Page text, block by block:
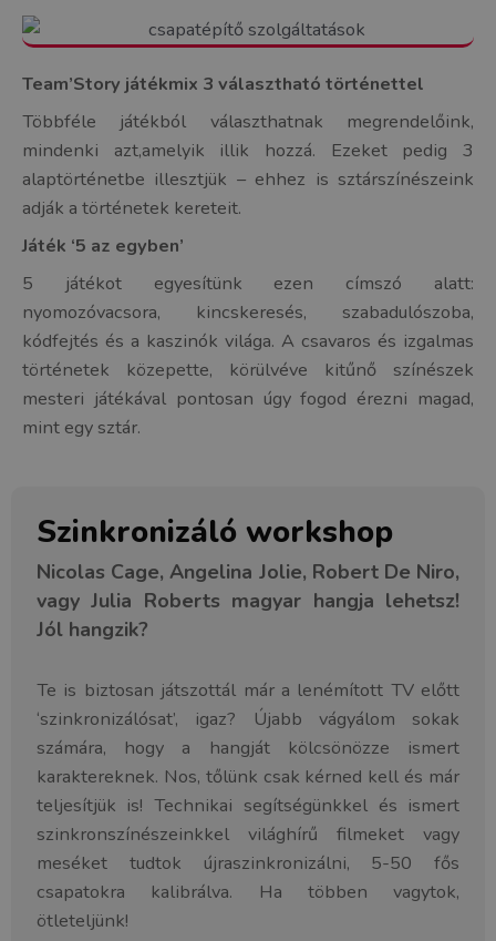
Team’Story játékmix 3 választható történettel
Többféle játékból választhatnak megrendelőink,
mindenki azt,amelyik illik hozzá. Ezeket pedig 3
alaptörténetbe illesztjük – ehhez is sztárszínészeink
adják a történetek kereteit.
Játék ‘5 az egyben’
5 játékot egyesítünk ezen címszó alatt:
nyomozóvacsora, kincskeresés, szabadulószoba,
kódfejtés és a kaszinók világa. A csavaros és izgalmas
történetek közepette, körülvéve kitűnő színészek
mesteri játékával pontosan úgy fogod érezni magad,
mint egy sztár.
Szinkronizáló workshop
Nicolas Cage, Angelina Jolie, Robert De Niro,
vagy Julia Roberts magyar hangja lehetsz!
Jól hangzik?
Te is biztosan játszottál már a lenémított TV előtt
‘szinkronizálósat’, igaz? Újabb vágyálom sokak
számára, hogy a hangját kölcsönözze ismert
karaktereknek. Nos, tőlünk csak kérned kell és már
teljesítjük is! Technikai segítségünkkel és ismert
szinkronszínészeinkkel világhírű filmeket vagy
meséket tudtok újraszinkronizálni, 5-50 fős
csapatokra kalibrálva. Ha többen vagytok,
ötleteljünk!